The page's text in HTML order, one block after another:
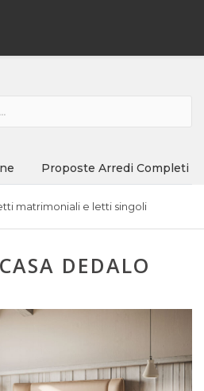
Proposte Arredi Completi
matrimoniali e letti singoli
DEDALO